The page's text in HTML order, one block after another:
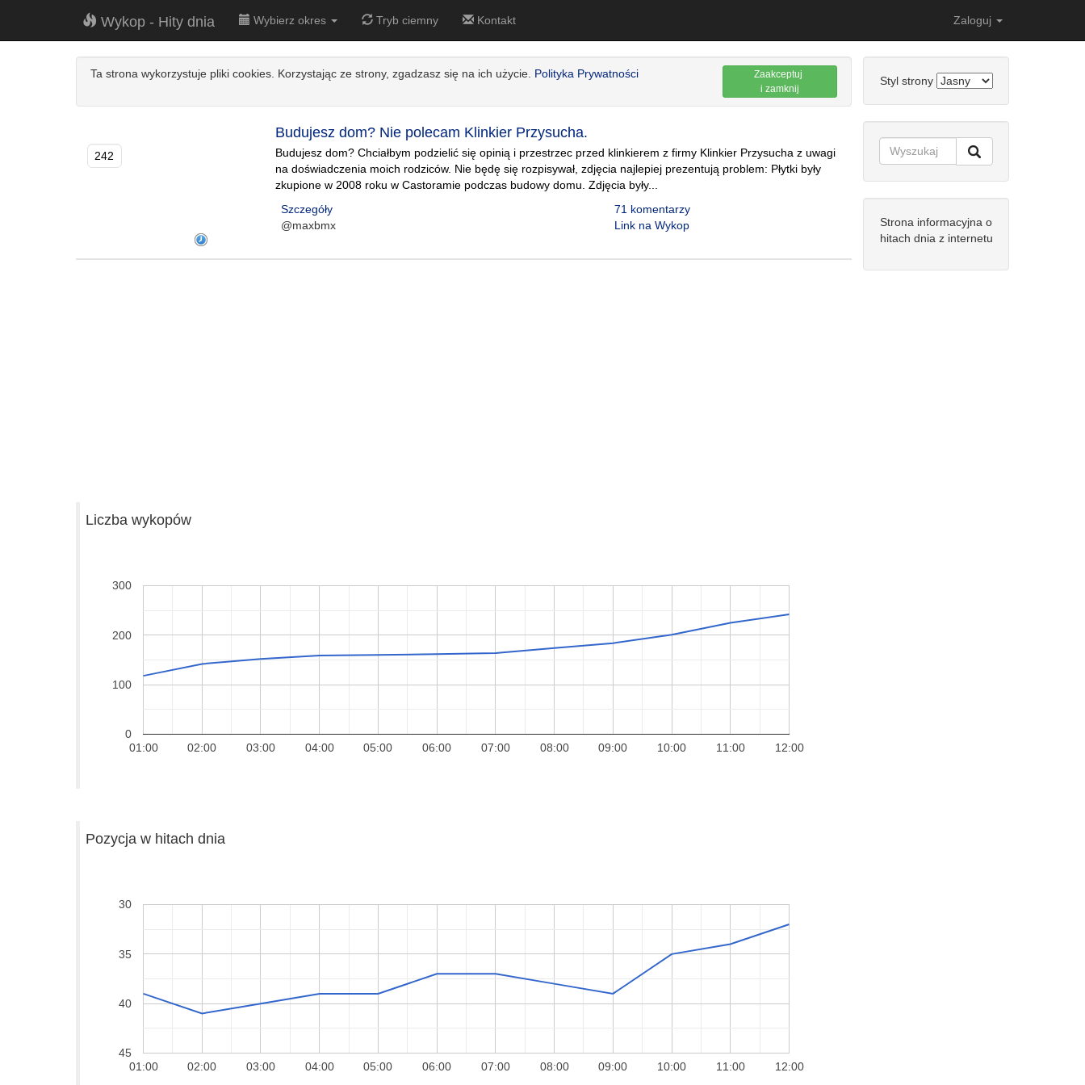
Wykop - Hity dnia Wybierz okres Tryb ciemny Kontakt Zaloguj
Ta strona wykorzystuje pliki cookies. Korzystając ze strony, zgadzasz się na ich użycie. Polityka Prywatności
Zaakceptuj
i zamknij
242
Budujesz dom? Nie polecam Klinkier Przysucha.
Budujesz dom? Chciałbym podzielić się opinią i przestrzec przed klinkierem z firmy Klinkier Przysucha z uwagi
na doświadczenia moich rodziców. Nie będę się rozpisywał, zdjęcia najlepiej prezentują problem: Płytki były
zkupione w 2008 roku w Castoramie podczas budowy domu. Zdjęcia były...
Szczegóły
@maxbmx
71 komentarzy
Link na Wykop
Liczba wykopów
01:00 02:00 03:00 04:00 05:00 06:00 07:00 08:00 09:00 10:00 11:00 12:00
0
100
200
300
Pozycja w hitach dnia
01:00 02:00 03:00 04:00 05:00 06:00 07:00 08:00 09:00 10:00 11:00 12:00
30
35
40
45
Styl strony
Strona informacyjna o
hitach dnia z internetu